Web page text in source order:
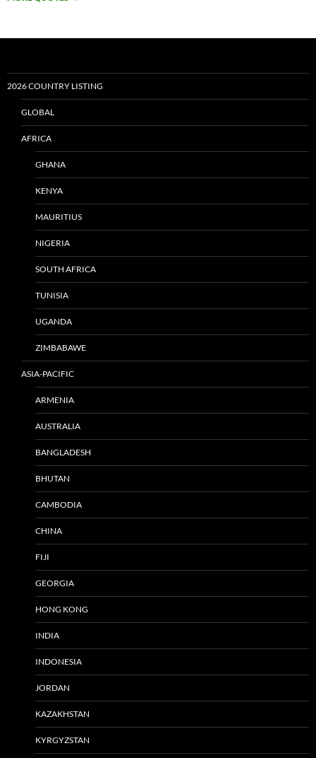
2026 COUNTRY LISTING
GLOBAL
AFRICA
GHANA
KENYA
MAURITIUS
NIGERIA
SOUTH AFRICA
TUNISIA
UGANDA
ZIMBABAWE
ASIA-PACIFIC
ARMENIA
AUSTRALIA
BANGLADESH
BHUTAN
CAMBODIA
CHINA
FIJI
GEORGIA
HONG KONG
INDIA
INDONESIA
JORDAN
KAZAKHSTAN
KYRGYZSTAN